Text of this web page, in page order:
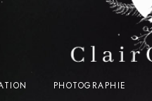
PHOTOGRAPHIE